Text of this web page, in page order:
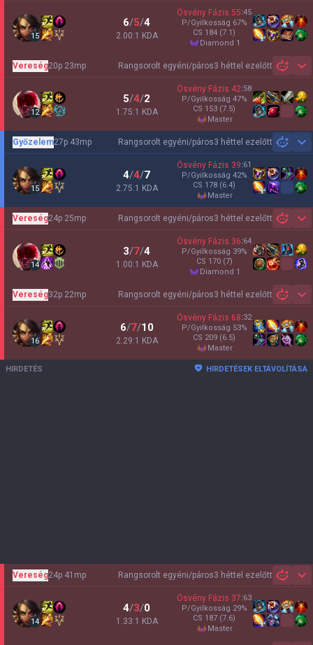
15
6/5/4
2.00:1 KDA
Ösvény Fázis 55:45
P/Gyilkosság 67%
CS 184 (7.1)
diamond 1
Rangsorolt egyéni/páros3 héttel ezelőtt
Vereség20p 23mp
12
5/4/2
1.75:1 KDA
Ösvény Fázis 42:58
P/Gyilkosság 47%
CS 153 (7.5)
master
Rangsorolt egyéni/páros3 héttel ezelőtt
Győzelem27p 43mp
15
4/4/7
2.75:1 KDA
Ösvény Fázis 39:61
P/Gyilkosság 42%
CS 178 (6.4)
master
Rangsorolt egyéni/páros3 héttel ezelőtt
Vereség24p 25mp
14
3/7/4
1.00:1 KDA
Ösvény Fázis 36:64
P/Gyilkosság 39%
CS 170 (7)
diamond 1
Rangsorolt egyéni/páros3 héttel ezelőtt
Vereség32p 22mp
16
6/7/10
2.29:1 KDA
Ösvény Fázis 68:32
P/Gyilkosság 53%
CS 209 (6.5)
master
HIRDETÉS HIRDETÉSEK ELTÁVOLÍTÁSA
Rangsorolt egyéni/páros3 héttel ezelőtt
Vereség24p 41mp
14
4/3/0
1.33:1 KDA
Ösvény Fázis 37:63
P/Gyilkosság 29%
CS 187 (7.6)
master